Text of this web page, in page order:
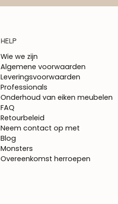
HELP
Wie we zijn
Algemene voorwaarden
Leveringsvoorwaarden
Professionals
Onderhoud van eiken meubelen
FAQ
Retourbeleid
Neem contact op met
Blog
Monsters
Overeenkomst herroepen